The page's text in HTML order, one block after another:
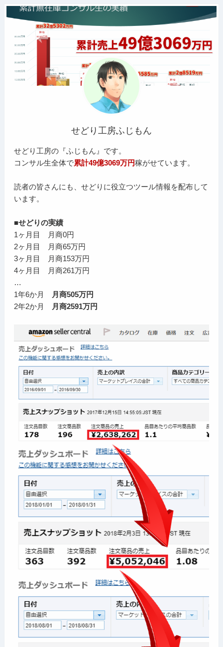
せどり工房ふじもん
せどり工房の『ふじもん』です。
コンサル生全体で累計49億3069万円稼がせています。
読者の皆さんにも、せどりに役立つツール情報を配布して
います。
■せどりの実績
1ヶ月目 月商0円
2ヶ月目 月商65万円
3ヶ月目 月商153万円
4ヶ月目 月商261万円
…
1年6か月
月商505万円
2年2か月
月商2591万円